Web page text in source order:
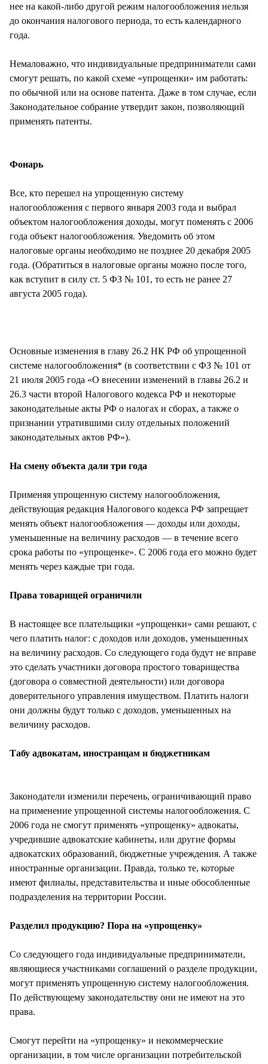
нее на какой-либо другой режим налогообложения нельзя
до окончания налогового периода, то есть календарного
года.
Немаловажно, что индивидуальные предприниматели сами
смогут решать, по какой схеме «упрощенки» им работать:
по обычной или на основе патента. Даже в том случае, если
Законодательное собрание утвердит закон, позволяющий
применять патенты.
Фонарь
Все, кто перешел на упрощенную систему
налогообложения с первого января 2003 года и выбрал
объектом налогообложения доходы, могут поменять с 2006
года объект налогообложения. Уведомить об этом
налоговые органы необходимо не позднее 20 декабря 2005
года. (Обратиться в налоговые органы можно после того,
как вступит в силу ст. 5 ФЗ № 101, то есть не ранее 27
августа 2005 года).
Основные изменения в главу 26.2 НК РФ об упрощенной
системе налогообложения* (в соответствии с ФЗ № 101 от
21 июля 2005 года «О внесении изменений в главы 26.2 и
26.3 части второй Налогового кодекса РФ и некоторые
законодательные акты РФ о налогах и сборах, а также о
признании утратившими силу отдельных положений
законодательных актов РФ»).
На смену объекта дали три года
Применяя упрощенную систему налогообложения,
действующая редакция Налогового кодекса РФ запрещает
менять объект налогообложения — доходы или доходы,
уменьшенные на величину расходов — в течение всего
срока работы по «упрощенке». С 2006 года его можно будет
менять через каждые три года.
Права товарищей ограничили
В настоящее все плательщики «упрощенки» сами решают, с
чего платить налог: с доходов или доходов, уменьшенных
на величину расходов. Со следующего года будут не вправе
это сделать участники договора простого товарищества
(договора о совместной деятельности) или договора
доверительного управления имуществом. Платить налоги
они должны будут только с доходов, уменьшенных на
величину расходов.
Табу адвокатам, иностранцам и бюджетникам
Законодатели изменили перечень, ограничивающий право
на применение упрощенной системы налогообложения. С
2006 года не смогут применять «упрощенку» адвокаты,
учредившие адвокатские кабинеты, или другие формы
адвокатских образований, бюджетные учреждения. А также
иностранные организации. Правда, только те, которые
имеют филиалы, представительства и иные обособленные
подразделения на территории России.
Разделил продукцию? Пора на «упрощенку»
Со следующего года индивидуальные предприниматели,
являющиеся участниками соглашений о разделе продукции,
могут применять упрощенную систему налогообложения.
По действующему законодательству они не имеют на это
права.
Смогут перейти на «упрощенку» и некоммерческие
организации, в том числе организации потребительской